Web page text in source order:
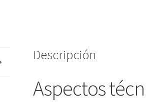
Descripción
Aspectos